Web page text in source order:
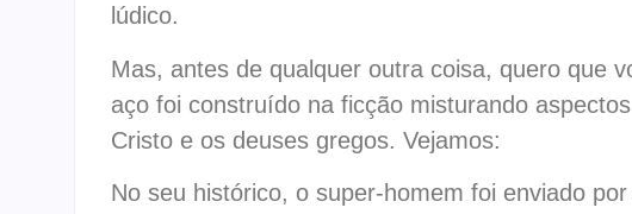
lúdico.
Mas, antes de qualquer outra coisa, quero que
aço foi construído na ficção misturando
Cristo e os deuses gregos. Vejamos:
No seu histórico, o super-homem foi enviado